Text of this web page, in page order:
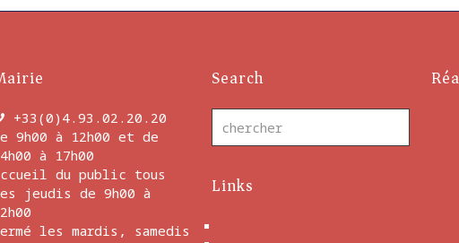
+33(0)4.93.02.20.20
9h00 à 12h00 et de
à 17h00
du public tous
jeudis de 9h00 à
les mardis, samedis
Search
Links